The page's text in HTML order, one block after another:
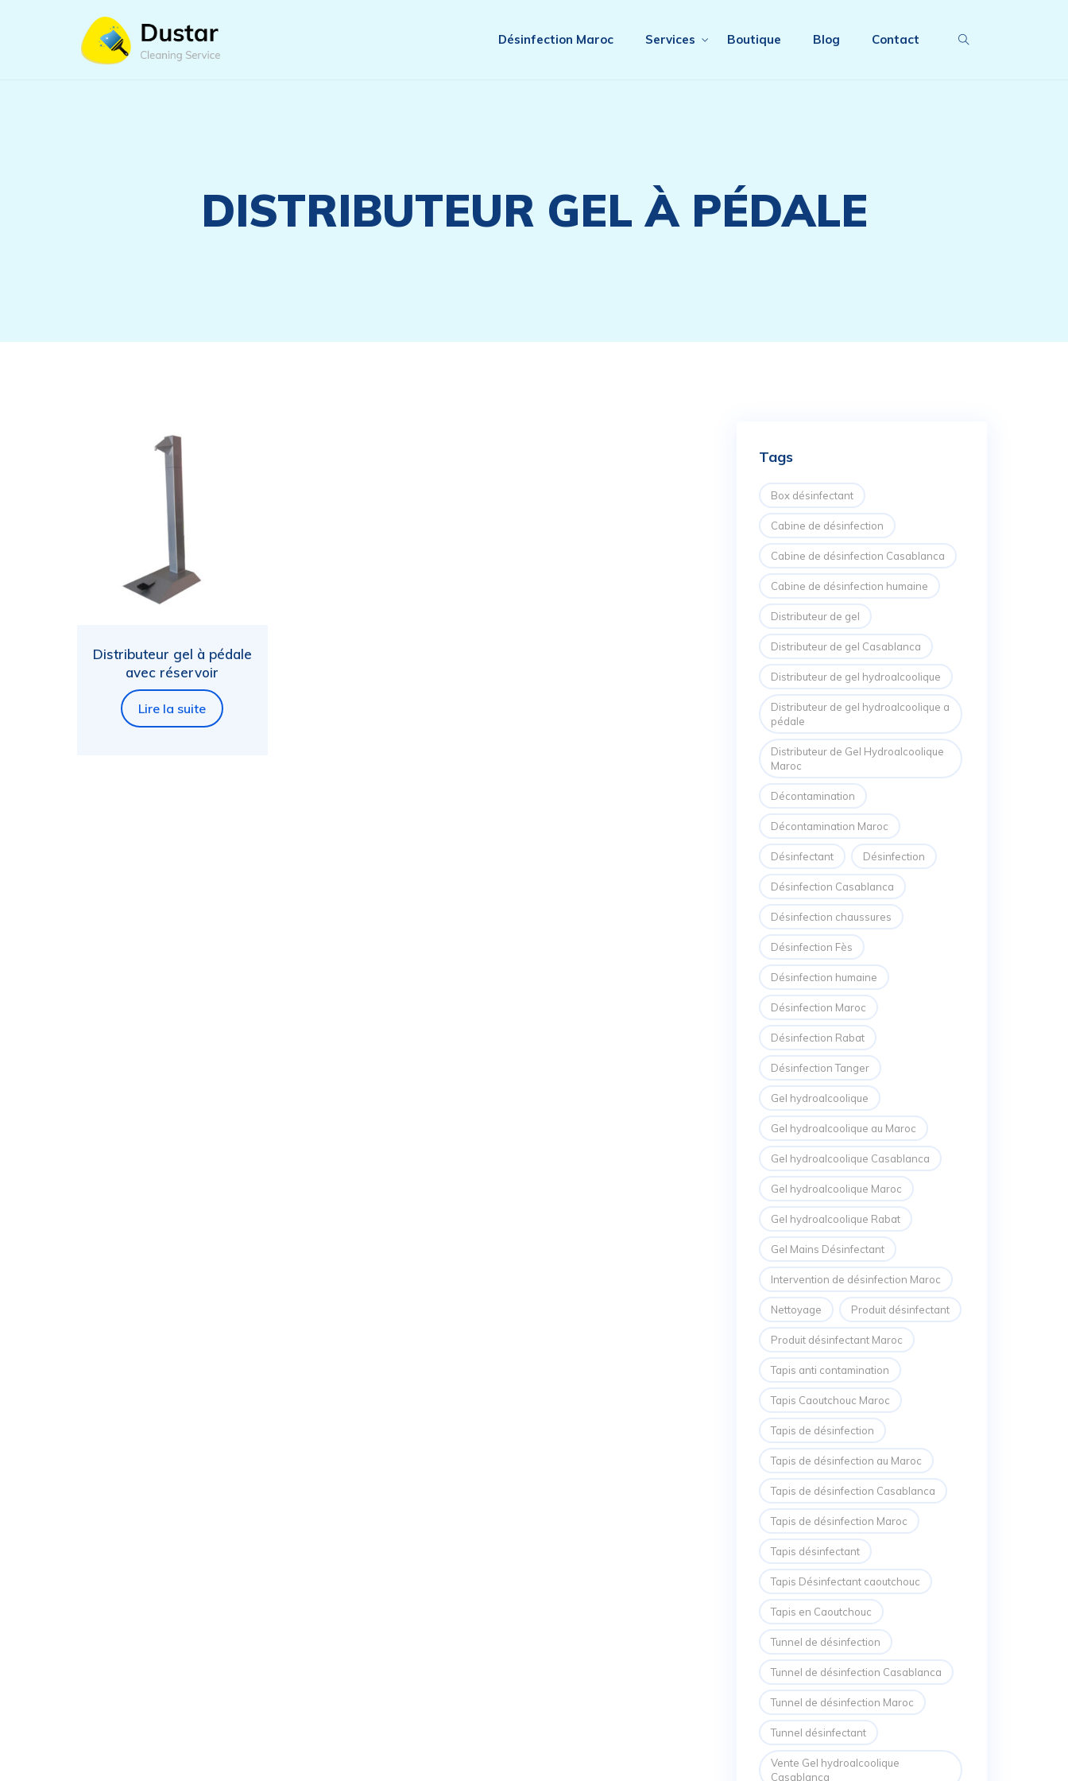
Désinfection Maroc Services Boutique Blog Contact
DISTRIBUTEUR GEL À PÉDALE
Distributeur gel à pédale
avec réservoir
Lire la suite
Tags
Box désinfectant
Cabine de désinfection
Cabine de désinfection Casablanca
Cabine de désinfection humaine
Distributeur de gel
Distributeur de gel Casablanca
Distributeur de gel hydroalcoolique
Distributeur de gel hydroalcoolique a
pédale
Distributeur de Gel Hydroalcoolique
Maroc
Décontamination
Décontamination Maroc
Désinfectant Désinfection
Désinfection Casablanca
Désinfection chaussures
Désinfection Fès
Désinfection humaine
Désinfection Maroc
Désinfection Rabat
Désinfection Tanger
Gel hydroalcoolique
Gel hydroalcoolique au Maroc
Gel hydroalcoolique Casablanca
Gel hydroalcoolique Maroc
Gel hydroalcoolique Rabat
Gel Mains Désinfectant
Intervention de désinfection Maroc
Nettoyage Produit désinfectant
Produit désinfectant Maroc
Tapis anti contamination
Tapis Caoutchouc Maroc
Tapis de désinfection
Tapis de désinfection au Maroc
Tapis de désinfection Casablanca
Tapis de désinfection Maroc
Tapis désinfectant
Tapis Désinfectant caoutchouc
Tapis en Caoutchouc
Tunnel de désinfection
Tunnel de désinfection Casablanca
Tunnel de désinfection Maroc
Tunnel désinfectant
Vente Gel hydroalcoolique
Casablanca